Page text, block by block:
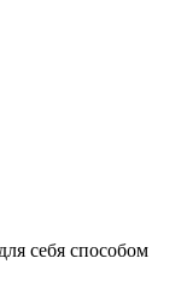
себя способом